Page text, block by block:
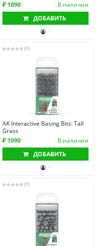
₽ 1090
В наличии
ДОБАВИТЬ
-
(0)
AK Interactive Basing Bits: Tall
Grass
₽ 1090
В наличии
ДОБАВИТЬ
-
(0)